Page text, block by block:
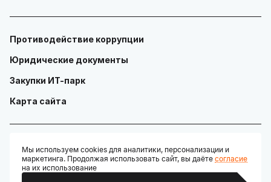
Противодействие коррупции
Юридические документы
Закупки ИТ-парк
Карта сайта
© ГАУ "Технопарк в сфере высоких технологий «ИТ-парк»"
Разработано:
Мы используем cookies для аналитики, персонализации и
маркетинга. Продолжая использовать сайт, вы даёте согласие
на их использование